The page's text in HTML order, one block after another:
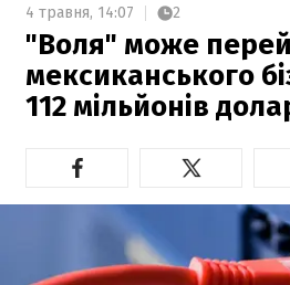
4 травня, 14:07 2
"Воля" може
мексиканського
112 мільйонів